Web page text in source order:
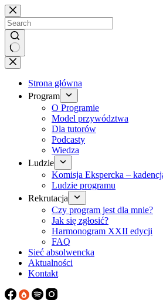
Brak
wyników
Strona główna
Program
O Programie
Model przywództwa
Dla tutorów
Podcasty
Wiedza
Ludzie
Komisja Ekspercka –
Ludzie programu
Rekrutacja
Czy program jest dla mnie?
Jak się zgłosić?
Harmonogram XXII edycji
FAQ
Sieć absolwencka
Aktualności
Kontakt